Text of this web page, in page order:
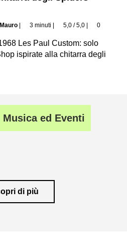
| 3 minuti | 5,0 / 5,0 | 0
Les Paul Custom: solo
ispirate alla chitarra degli
Musica ed Eventi
di più